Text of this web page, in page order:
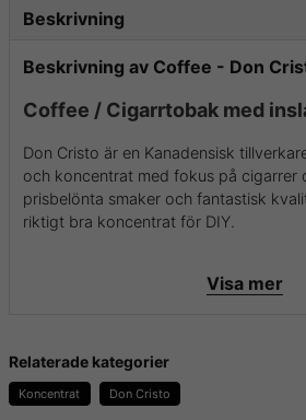
Beskrivning
Beskrivning av Coffee - Don
Coffee / Cigarrtobak med
Don Cristo är en Kanadensisk
och koncentrat med fokus på cigarrer
prisbelönta smaker och fantastisk
riktigt bra koncentrat för DIY.
Rekommenderad spädning är 20%.
besök dem då påderas hemsida
Visa mer
Relaterade kategorier
Koncentrat Don Cristo